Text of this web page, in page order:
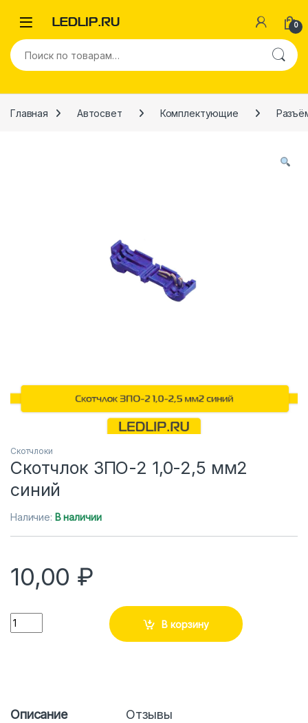
0
Искать:
Главная Автосвет Комплектующие
Скотчлоки
Скотчлок ЗПО-2 1,0-2,5 мм2
синий
Наличие: В наличии
10,00 ₽
Количество
В корзину
Описание Отзывы